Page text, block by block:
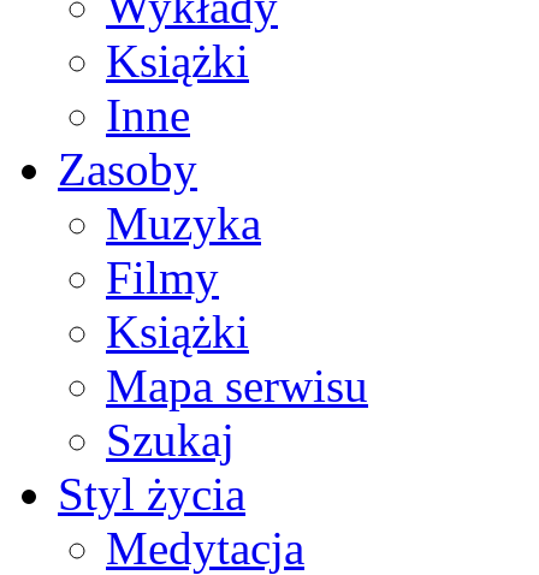
Książki
Inne
Zasoby
Muzyka
Filmy
Książki
Mapa serwisu
Szukaj
Styl życia
Medytacja